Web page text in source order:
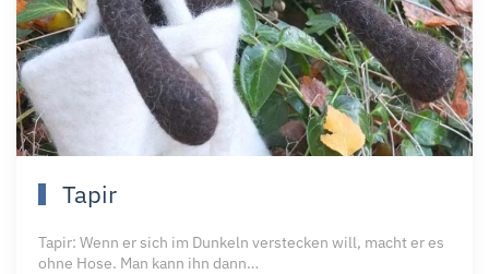
Tapir
Tapir: Wenn er sich im Dunkeln verstecken will, macht er es
ohne Hose. Man kann ihn dann…